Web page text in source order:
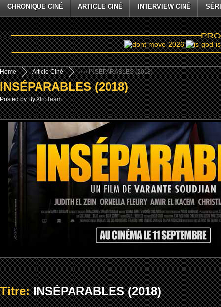
CHRONIQUE CINÉ ARTICLE CINÉ INTERVIEW CINÉ
Home »
Article Ciné » INSÉPARABLES (2018)
INSÉPARABLES (2018)
Posted by ByAfroTeam
Titre:INSÉPARABLES (2018)